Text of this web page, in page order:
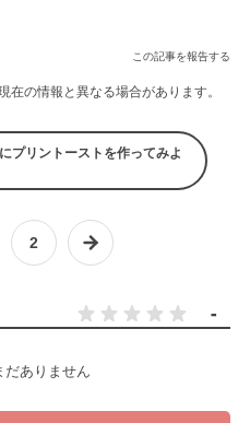
この記事を報告する
の情報と異なる場合があります。
プリントーストを作ってみよ
2
-
だありません